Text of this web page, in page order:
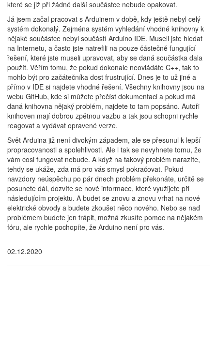
které se již při žádné další součástce nebude opakovat.
Já jsem začal pracovat s Arduinem v době, kdy ještě nebyl celý
systém dokonalý. Zejména systém vyhledání vhodné knihovny k
nějaké součástce nebyl součástí Arduino IDE. Museli jste hledat
na Internetu, a často jste natrefili na pouze částečně fungující
řešení, které jste museli upravovat, aby se daná součástka dala
použít. Věřím tomu, že pokud dokonale neovládáte C++, tak to
mohlo být pro začátečníka dost frustrující. Dnes je to už jiné a
přímo v IDE si najdete vhodné řešení. Všechny knihovny jsou na
webu GitHub, kde si můžete přečíst dokumentaci a pokud má
daná knihovna nějaký problém, najdete to tam popsáno. Autoři
knihoven mají dobrou zpětnou vazbu a tak jsou schopni rychle
reagovat a vydávat opravené verze.
Svět Arduina již není divokým západem, ale se přesunul k lepší
propracovanosti a spolehlivosti. Ale i tak se nevyhnete tomu, že
vám cosi fungovat nebude. A když na takový problém narazíte,
tehdy se ukáže, zda má pro vás smysl pokračovat. Pokud
navzdory neúspěchu po pár dnech problém překonáte, určitě se
posunete dál, dozvíte se nové informace, které využijete při
následujícím projektu. A budet se znovu a znovu vrhat na nové
elektrické obvody a budete zkoušet něco nového. Nebo se nad
problémem budete jen trápit, možná zkusíte pomoc na nějakém
fóru, ale rychle pochopíte, že Arduino není pro vás.
02.12.2020